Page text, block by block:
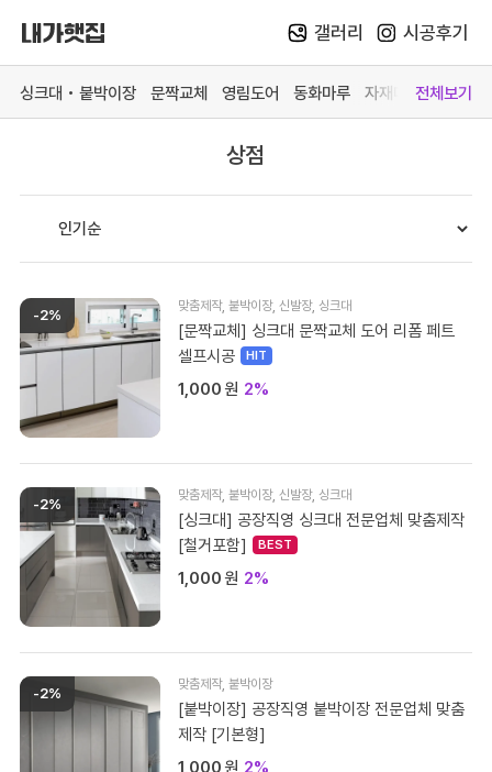
싱크대 • 붙박이장 문짝교체 영림도어 동화마루 자재매장전체보기
Skip
상점
-2%
맞춤제작,붙박이장,신발장, 싱크대
[문짝교체] 싱크대 문짝교체 도어 리폼 페트
셀프시공
1,000 원 2%
-2%
맞춤제작,붙박이장,신발장, 싱크대
[싱크대] 공장직영 싱크대 전문업체 맞춤제작
[철거포함]
1,000 원 2%
-2%
맞춤제작,붙박이장
[붙박이장] 공장직영 붙박이장 전문업체 맞춤
제작 [기본형]
1,000 원 2%
갤러리 시공후기
싱크대
붙박이장
바스 화장실
영림 방문
예림 방문 (문의)
동화 강화마루
한솔 마루 (문의)
목재
스페이
# 색상샘플 / 싱크대 # 색상샘플 / 영림